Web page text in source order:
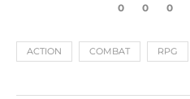
0 0 0
ACTION COMBAT RPG